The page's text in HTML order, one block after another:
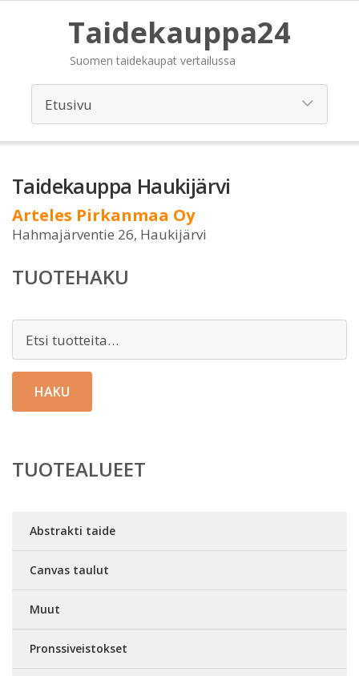
Taidekauppa24
Suomen taidekaupat vertailussa
Taidekauppa Haukijärvi
Arteles Pirkanmaa Oy
Hahmajärventie 26, Haukijärvi
TUOTEHAKU
HAKU
TUOTEALUEET
Abstrakti taide
Canvas taulut
Muut
Pronssiveistokset